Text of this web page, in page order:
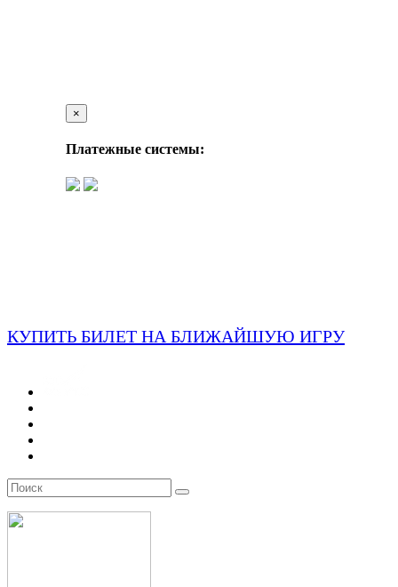
×
Платежные системы:
КУПИТЬ БИЛЕТ НА БЛИЖАЙШУЮ ИГРУ